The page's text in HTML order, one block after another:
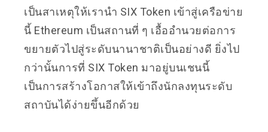
เป็นสาเหตุให้เรานำ SIX Token เข้าสู่เครือข่าย
นี้ Ethereum เป็นสถานที่ ๆ เอื้ออำนวยต่อการ
ขยายตัวไปสู่ระดับนานาชาติเป็นอย่างดี ยิ่งไป
กว่านั้นการที่ SIX Token มาอยู่บนเชนนี้
เป็นการสร้างโอกาสให้เข้าถึงนักลงทุนระดับ
สถาบันได้ง่ายขึ้นอีกด้วย